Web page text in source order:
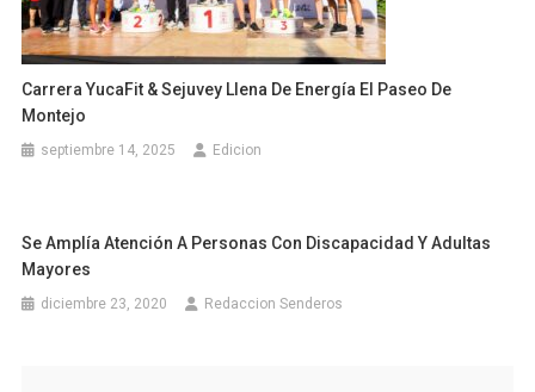
Carrera YucaFit & Sejuvey Llena De Energía El Paseo De
Montejo
septiembre 14, 2025 Edicion
Se Amplía Atención A Personas Con Discapacidad Y Adultas
Mayores
diciembre 23, 2020 Redaccion Senderos